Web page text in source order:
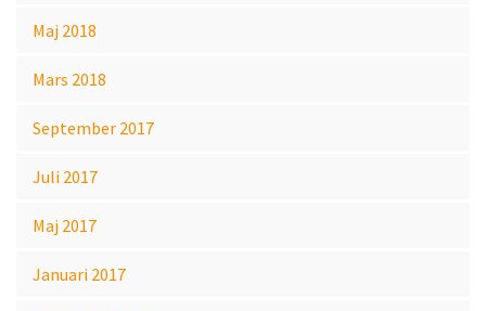
Maj 2018
Mars 2018
September 2017
Juli 2017
Maj 2017
Januari 2017